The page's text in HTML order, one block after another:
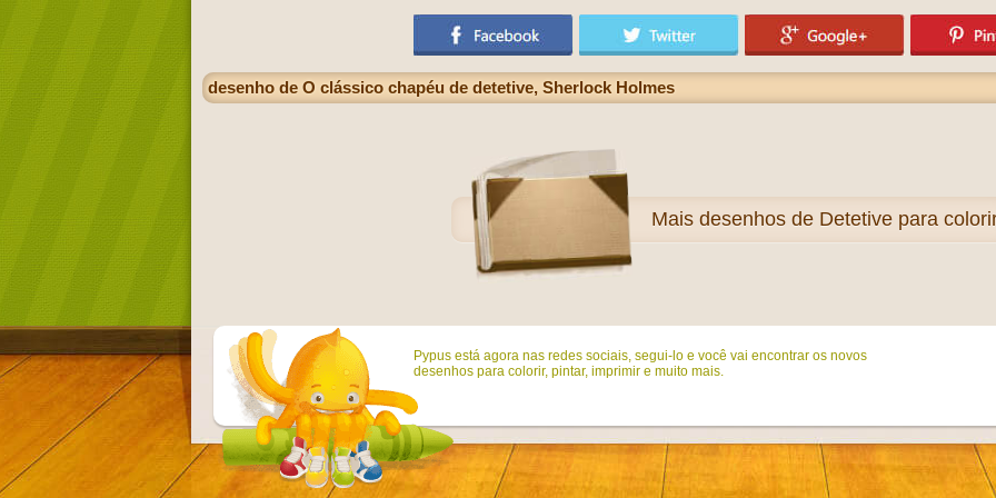
desenho de O clássico chapéu de detetive, Sherlock Holmes
Mais desenhos de Detetive para
Pypus está agora nas redes sociais, segui-lo e você vai encontrar os novos
desenhos para colorir, pintar, imprimir e muito mais.